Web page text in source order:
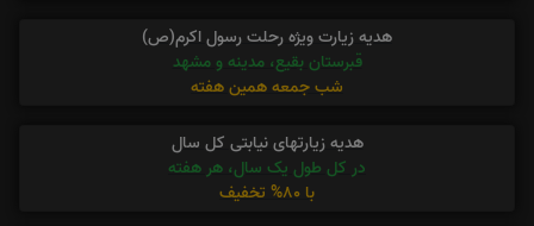
هدیه زیارت ویژه رحلت رسول اکرم(ص)
قبرستان بقیع، مدینه و مشهد
شب جمعه همین هفته
هدیه زیارتهای نیابتی کل سال
در کل طول یک سال، هر هفته
با 80% تخفیف